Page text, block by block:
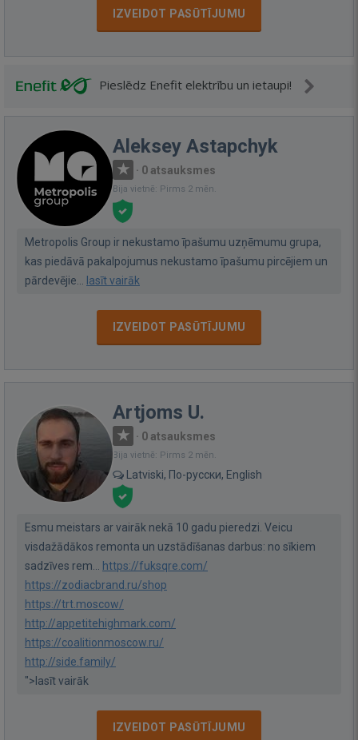
IZVEIDOT PASŪTĪJUMU
Pieslēdz Enefit elektrību un ietaupi!
Aleksey Astapchyk
· 0 atsauksmes
Bija vietnē: Pirms 2 mēn.
Metropolis Group ir nekustamo īpašumu uzņēmumu grupa,
kas piedāvā pakalpojumus nekustamo īpašumu pircējiem un
pārdevējie... lasīt vairāk
IZVEIDOT PASŪTĪJUMU
Artjoms U.
· 0 atsauksmes
Bija vietnē: Pirms 2 mēn.
Latviski, По-русски, English
Esmu meistars ar vairāk nekā 10 gadu pieredzi. Veicu
visdažādākos remonta un uzstādīšanas darbus: no sīkiem
sadzīves rem... https://fuksqre.com/
https://zodiacbrand.ru/shop
https://trt.moscow/
http://appetitehighmark.com/
https://coalitionmoscow.ru/
http://side.family/
">lasīt vairāk
IZVEIDOT PASŪTĪJUMU